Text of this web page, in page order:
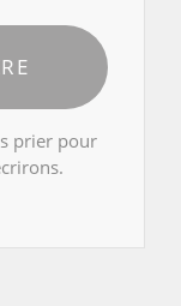
prier pour